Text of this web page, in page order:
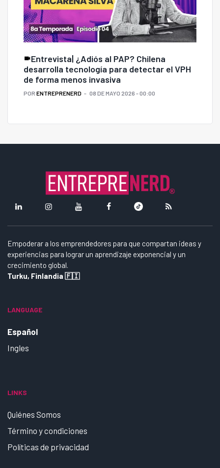
Entrevista| ¿Adiós al PAP? Chilena
desarrolla tecnología para detectar el VPH
de forma menos invasiva
POR ENTREPRENERD 08 DE MAYO 2026 - 00:00
Empoderar a los emprendedores para que compartan ideas y
experiencias para lograr un aprendizaje exponencial y un
crecimiento global.
Turku, Finlandia 🇫🇮
LANGUAGE
Español
Ingles
LINKS
Quiénes Somos
Término y condiciones
Políticas de privacidad